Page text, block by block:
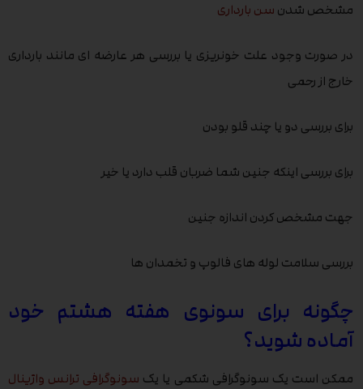
مشخص شدن سن بارداری
در صورت وجود علت خونریزی یا بررسی هر عارضه ای مانند بارداری
خارج از رحمی
برای بررسی دو یا چند قلو بودن
برای بررسی اینکه جنین شما ضربان قلب دارد یا خیر
جهت مشخص کردن اندازه جنین
بررسی سلامت لوله های فالوپ و تخمدان ها
چگونه برای سونوی هفته هشتم خود
آماده شوید؟
ممکن است یک سونوگرافی شکمی یا یک سونوگرافی ترانس واژینال